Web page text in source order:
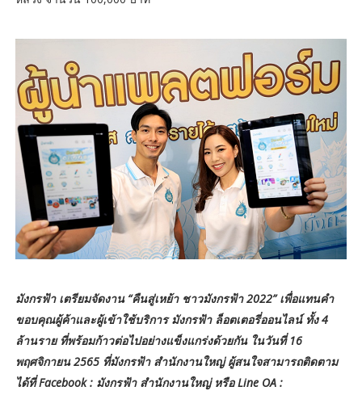
มังกรฟ้า เตรียมจัดงาน “คืนสู่เหย้า ชาวมังกรฟ้า 2022” เพื่อแทนคำ
ขอบคุณผู้ค้าและผู้เข้าใช้บริการ มังกรฟ้า ล็อตเตอรี่ออนไลน์ ทั้ง 4
ล้านราย ที่พร้อมก้าวต่อไปอย่างแข็งแกร่งด้วยกัน ในวันที่ 16
พฤศจิกายน 2565 ที่มังกรฟ้า สำนักงานใหญ่ ผู้สนใจสามารถติดตาม
ได้ที่ Facebook : มังกรฟ้า สำนักงานใหญ่ หรือ Line OA :